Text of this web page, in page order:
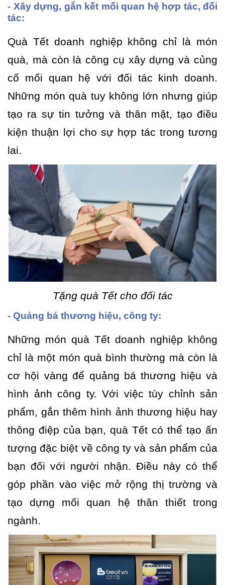
- Xây dựng, gắn kết mối quan hệ hợp tác, đối
tác:
Quà Tết doanh nghiệp không chỉ là món
quà, mà còn là công cụ xây dựng và củng
cố mối quan hệ với đối tác kinh doanh.
Những món quà tuy không lớn nhưng giúp
tạo ra sự tin tưởng và thân mật, tạo điều
kiện thuận lợi cho sự hợp tác trong tương
lai.
Tặng quà Tết cho đối tác
- Quảng bá thương hiệu, công ty:
Những món quà Tết doanh nghiệp không
chỉ là một món quà bình thường mà còn là
cơ hội vàng để quảng bá thương hiệu và
hình ảnh công ty. Với việc tùy chỉnh sản
phẩm, gắn thêm hình ảnh thương hiệu hay
thông điệp của bạn, quà Tết có thể tạo ấn
tượng đặc biệt về công ty và sản phẩm của
bạn đối với người nhận. Điều này có thể
góp phần vào việc mở rộng thị trường và
tạo dựng mối quan hệ thân thiết trong
ngành.